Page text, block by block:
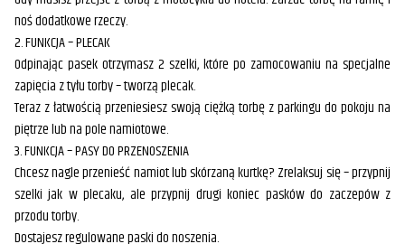
noś dodatkowe rzeczy.
2. FUNKCJA – PLECAK
Odpinając pasek otrzymasz 2 szelki, które po zamocowaniu na specjalne
zapięcia z tyłu torby – tworzą plecak.
Teraz z łatwością przeniesiesz swoją ciężką torbę z parkingu do pokoju na
piętrze lub na pole namiotowe.
3. FUNKCJA – PASY DO PRZENOSZENIA
Chcesz nagle przenieść namiot lub skórzaną kurtkę? Zrelaksuj się – przypnij
szelki jak w plecaku, ale przypnij drugi koniec pasków do zaczepów z
przodu torby.
Dostajesz regulowane paski do noszenia.